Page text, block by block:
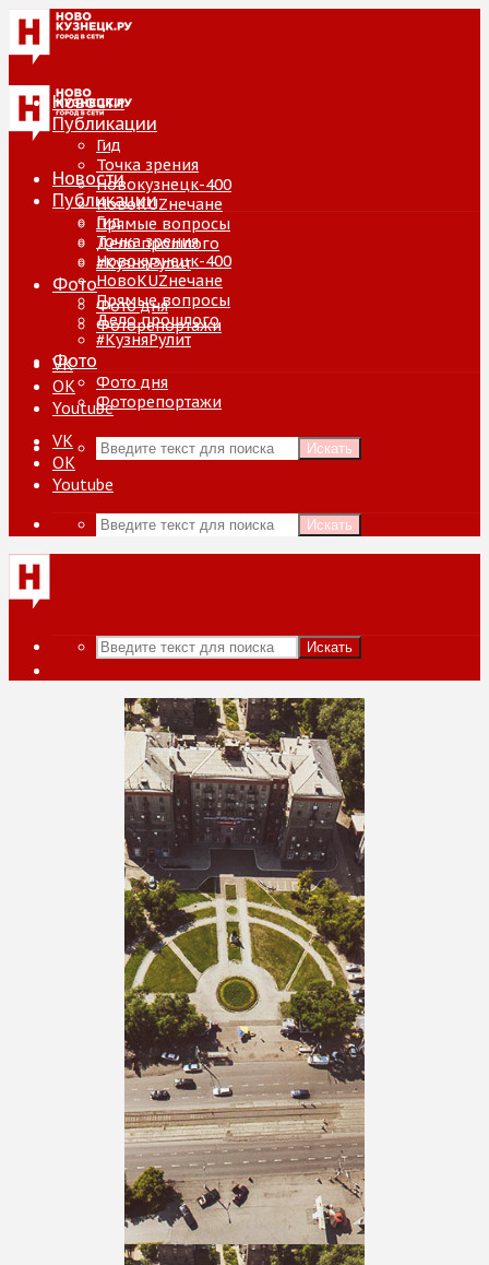
Новости
Публикации
Гид
Точка зрения
Новокузнецк-400
НовоKUZнечане
Прямые вопросы
Дело прошлого
#КузняРулит
Фото
Фото дня
Фоторепортажи
VK
ОК
Youtube
Искать
Новости
Публикации
Гид
Точка зрения
Новокузнецк-400
НовоKUZнечане
Прямые вопросы
Дело прошлого
#КузняРулит
Фото
Фото дня
Фоторепортажи
VK
ОК
Youtube
Искать
Искать